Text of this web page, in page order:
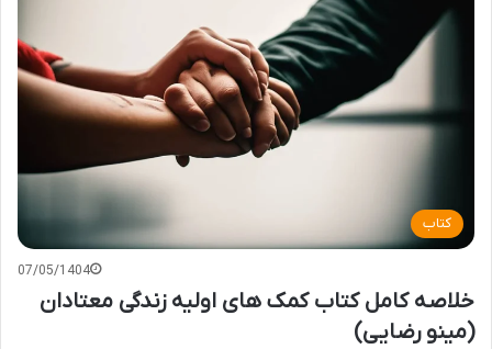
کتاب
07/05/1404
خلاصه کامل کتاب کمک های اولیه زندگی معتادان
(مینو رضایی)